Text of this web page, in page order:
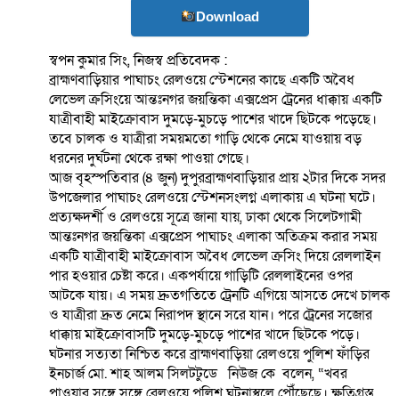
Download
স্বপন কুমার সিং, নিজস্ব প্রতিবেদক :
ব্রাহ্মণবাড়িয়ার পাঘাচং রেলওয়ে স্টেশনের কাছে একটি অবৈধ
লেভেল ক্রসিংয়ে আন্তঃনগর জয়ন্তিকা এক্সপ্রেস ট্রেনের ধাক্কায় একটি
যাত্রীবাহী মাইক্রোবাস দুমড়ে-মুচড়ে পাশের খাদে ছিটকে পড়েছে।
তবে চালক ও যাত্রীরা সময়মতো গাড়ি থেকে নেমে যাওয়ায় বড়
ধরনের দুর্ঘটনা থেকে রক্ষা পাওয়া গেছে।
আজ বৃহস্পতিবার (৪ জুন) দুপুরব্রাহ্মণবাড়িয়ার প্রায় ২টার দিকে সদর
উপজেলার পাঘাচং রেলওয়ে স্টেশনসংলগ্ন এলাকায় এ ঘটনা ঘটে।
প্রত্যক্ষদর্শী ও রেলওয়ে সূত্রে জানা যায়, ঢাকা থেকে সিলেটগামী
আন্তঃনগর জয়ন্তিকা এক্সপ্রেস পাঘাচং এলাকা অতিক্রম করার সময়
একটি যাত্রীবাহী মাইক্রোবাস অবৈধ লেভেল ক্রসিং দিয়ে রেললাইন
পার হওয়ার চেষ্টা করে। একপর্যায়ে গাড়িটি রেললাইনের ওপর
আটকে যায়। এ সময় দ্রুতগতিতে ট্রেনটি এগিয়ে আসতে দেখে চালক
ও যাত্রীরা দ্রুত নেমে নিরাপদ স্থানে সরে যান। পরে ট্রেনের সজোর
ধাক্কায় মাইক্রোবাসটি দুমড়ে-মুচড়ে পাশের খাদে ছিটকে পড়ে।
ঘটনার সত্যতা নিশ্চিত করে ব্রাহ্মণবাড়িয়া রেলওয়ে পুলিশ ফাঁড়ির
ইনচার্জ মো. শাহ আলম সিলটটুডে নিউজ কে বলেন, “খবর